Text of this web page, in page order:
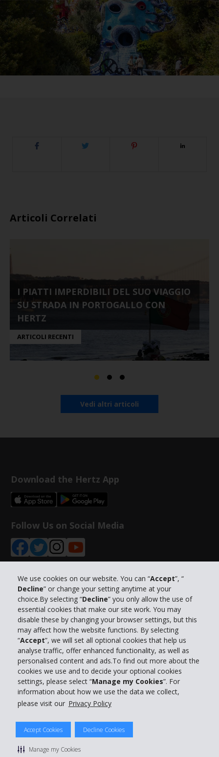
We use cookies on our website. You can “Accept”, “
Decline” or change your setting anytime at your
choice.By selecting “Decline” you only allow the use of
essential cookies that make our site work. You may
disable these by changing your browser settings, but this
may affect how the website functions. By selecting
“Accept”, we will set all optional cookies that help us
analyse traffic, offer enhanced functionality, as well as
personalised content and ads.To find out more about the
cookies we use and to decide your optional cookies
settings, please select “Manage my Cookies”. For
information about how we use the data we collect,
please visit our Privacy Policy
Accept Cookies Decline Cookies
Manage my Cookies
Articoli Correlati
I PIATTI IMPERDIBILI DEL SUO VIAGGIO
SU STRADA IN PORTOGALLO CON
HERTZ
ARTICOLI RECENTI
Vedi altri articoli
Download the Hertz App
Follow Us on Social Media
Info su Hertz
Business
Customer Service
Prenota con Hertz
© 2026 The Hertz System, Inc.
Privacy Policy | Condizioni di Utilizzo |
Manage cookie preferences